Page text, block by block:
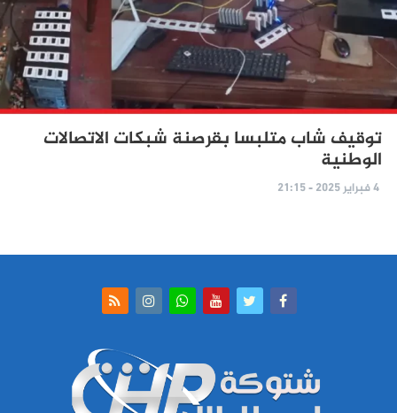
توقيف شاب متلبسا بقرصنة شبكات الاتصالات
الوطنية
4 فبراير 2025 - 21:15